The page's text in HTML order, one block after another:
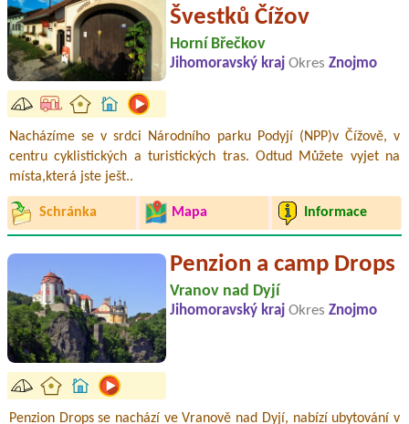
Švestků Čížov
Horní Břečkov
Jihomoravský kraj Okres Znojmo
Nacházíme se v srdci Národního parku Podyjí (NPP)v Čížově, v
centru cyklistických a turistických tras. Odtud Můžete vyjet na
místa,která jste ješt..
Schránka Mapa Informace
Penzion a camp Drops
Vranov nad Dyjí
Jihomoravský kraj Okres Znojmo
Penzion Drops se nachází ve Vranově nad Dyjí, nabízí ubytování v